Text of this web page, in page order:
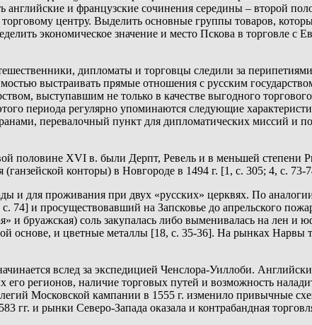
английские и французские сочинения середины – второй
центру. Выделить основные группы товаров,
экономическое значение и место Пскова в торговле
дипломаты и торговцы следили за
выстраивать прямые отношения с русским
выступавшим не только в качестве выгодного
периода регулярно упоминаются следующие
перевалочный пункт для дипломатических миссий и
половине XVI в. были Дерпт, Ревель и в меньшей степени
конторы) в Новгороде в 1494 г. [1, c. 305; 4, c. 73-
и для проживания при двух «русских» церквях. По
и просуществовавший на Запсковье до апрельского
и бруажская) соль закупалась либо выменивалась на лен
основе, и цветные металлы [18, с. 35-36]. На рынках Нарвы
вслед за экспедицией Ченслора-Уиллоби.
его регионов, наличие торговых путей и возможность
Московской кампании в 1555 г. изменило привычные
гг. и рынки Северо-Запада оказала и контрабандная